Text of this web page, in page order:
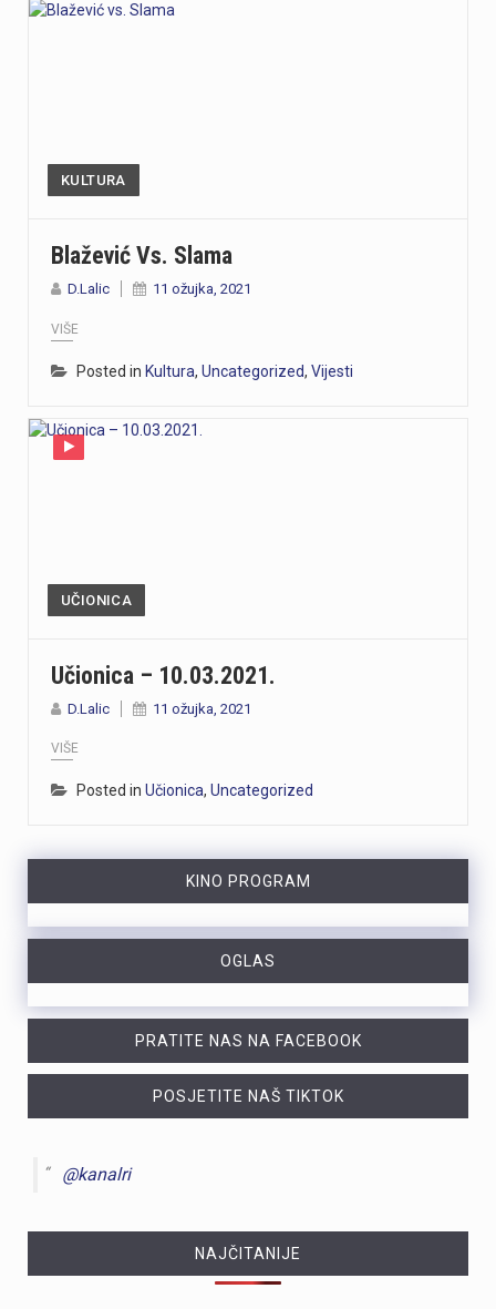
KULTURA
Blažević Vs. Slama
D.Lalic 11 ožujka, 2021
VIŠE
Posted in Kultura, Uncategorized, Vijesti
UČIONICA
Učionica – 10.03.2021.
D.Lalic 11 ožujka, 2021
VIŠE
Posted in Učionica, Uncategorized
KINO PROGRAM
OGLAS
PRATITE NAS NA FACEBOOK
POSJETITE NAŠ TIKTOK
@kanalri
NAJČITANIJE